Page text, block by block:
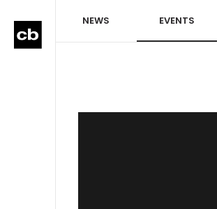
NEWS EVENTS